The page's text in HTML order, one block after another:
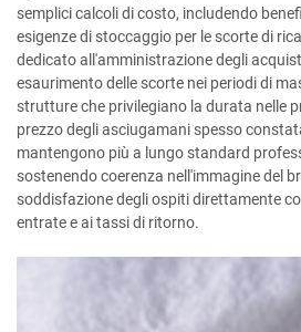
semplici calcoli di costo, includendo
esigenze di stoccaggio per le scorte di
dedicato all'amministrazione degli
esaurimento delle scorte nei periodi di
strutture che privilegiano la durata nelle
prezzo degli asciugamani spesso
mantengono più a lungo standard
sostenendo coerenza nell'immagine del
soddisfazione degli ospiti direttamente
entrate e ai tassi di ritorno.